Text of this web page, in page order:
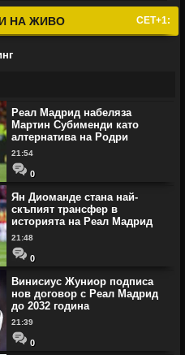
НА ЖИВО СЕТ+1:
Реал Мадрид набеляза
Мартин Субименди като
алтернатива на Родри
21:54
0
Ян Диоманде стана най-
скъпият трансфер в
историята на Реал Мадрид
21:48
0
Винисиус Жуниор подписа
нов договор с Реал Мадрид
до 2032 година
21:39
0